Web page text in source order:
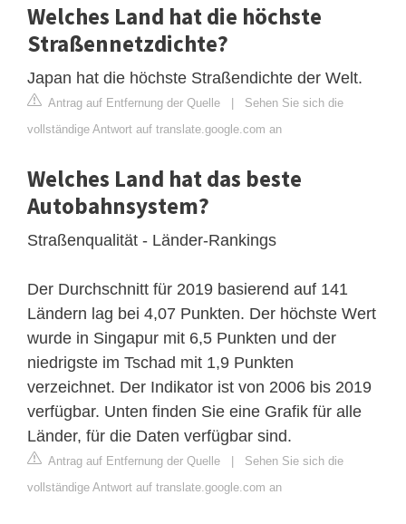
Welches Land hat die höchste
Straßennetzdichte?
Japan hat die höchste Straßendichte der Welt.
Antrag auf Entfernung der Quelle | Sehen Sie sich die
vollständige Antwort auf translate.google.com an
Welches Land hat das beste
Autobahnsystem?
Straßenqualität - Länder-Rankings
Der Durchschnitt für 2019 basierend auf 141
Ländern lag bei 4,07 Punkten. Der höchste Wert
wurde in Singapur mit 6,5 Punkten und der
niedrigste im Tschad mit 1,9 Punkten
verzeichnet. Der Indikator ist von 2006 bis 2019
verfügbar. Unten finden Sie eine Grafik für alle
Länder, für die Daten verfügbar sind.
Antrag auf Entfernung der Quelle | Sehen Sie sich die
vollständige Antwort auf translate.google.com an